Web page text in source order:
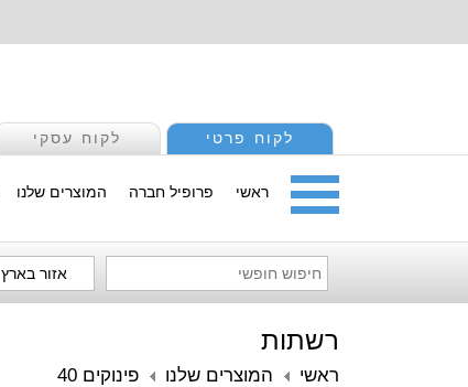
לקוח פרטי לקוח עסקי
ראשי פרופיל חברה המוצרים שלנו
אזור בארץ
רשתות
ראשי המוצרים שלנו פינוקים 40